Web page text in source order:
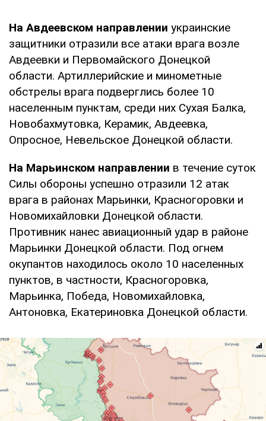
На Авдеевском направлении украинские
защитники отразили все атаки врага возле
Авдеевки и Первомайского Донецкой
области. Артиллерийские и минометные
обстрелы врага подверглись более 10
населенным пунктам, среди них Сухая Балка,
Новобахмутовка, Керамик, Авдеевка,
Опросное, Невельское Донецкой области.
На Марьинском направлении в течение суток
Силы обороны успешно отразили 12 атак
врага в районах Марьинки, Красногоровки и
Новомихайловки Донецкой области.
Противник нанес авиационный удар в районе
Марьинки Донецкой области. Под огнем
окупантов находилось около 10 населенных
пунктов, в частности, Красногоровка,
Марьинка, Победа, Новомихайловка,
Антоновка, Екатериновка Донецкой области.